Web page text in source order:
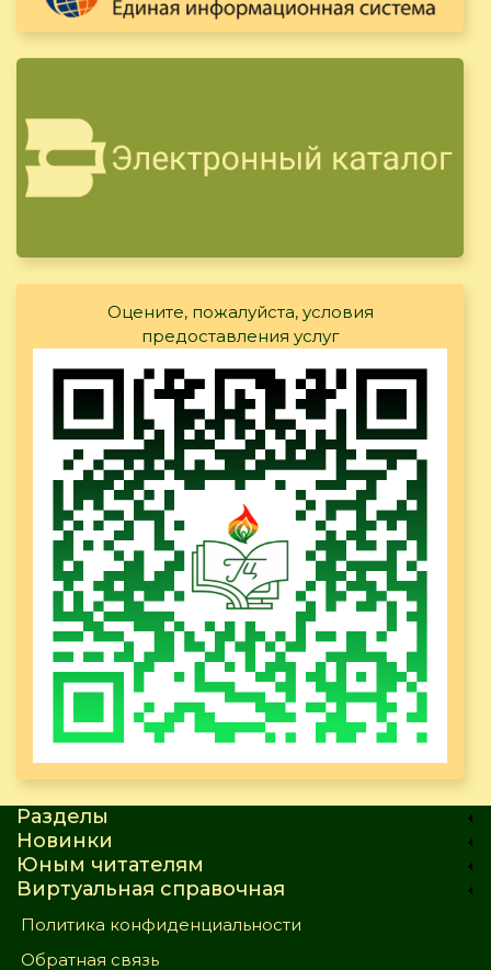
Оцените, пожалуйста, условия
предоставления услуг
Разделы
Новинки
Юным читателям
Виртуальная справочная
Политика конфиденциальности
Обратная связь